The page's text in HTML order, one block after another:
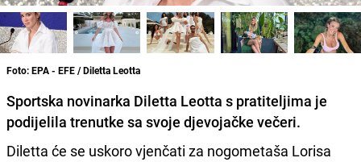
Foto: EPA - EFE / Diletta Leotta
Sportska novinarka Diletta Leotta s pratiteljima je
podijelila trenutke sa svoje djevojačke večeri.
Diletta će se uskoro vjenčati za nogometaša Lorisa